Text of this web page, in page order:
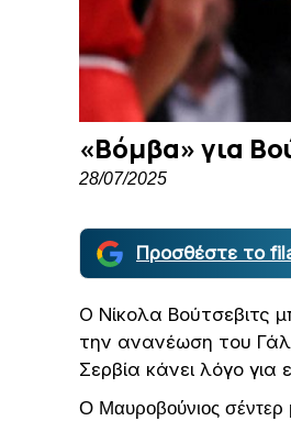
«Βόμβα» για
28/07/2025
Προσθέστε το
Ο Νίκολα Βούτσεβιτς
την ανανέωση του
Σερβία κάνει λόγο
Ο Μαυροβούνιος σέντερ